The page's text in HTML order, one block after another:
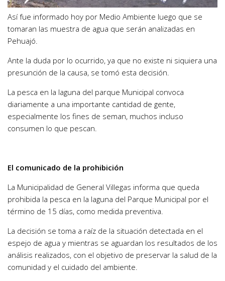
Así fue informado hoy por Medio Ambiente luego que se
tomaran las muestra de agua que serán analizadas en
Pehuajó.
Ante la duda por lo ocurrido, ya que no existe ni siquiera una
presunción de la causa, se tomó esta decisión.
La pesca en la laguna del parque Municipal convoca
diariamente a una importante cantidad de gente,
especialmente los fines de seman, muchos incluso
consumen lo que pescan.
El comunicado de la prohibición
La Municipalidad de General Villegas informa que queda
prohibida la pesca en la laguna del Parque Municipal por el
término de 15 días, como medida preventiva.
La decisión se toma a raíz de la situación detectada en el
espejo de agua y mientras se aguardan los resultados de los
análisis realizados, con el objetivo de preservar la salud de la
comunidad y el cuidado del ambiente.